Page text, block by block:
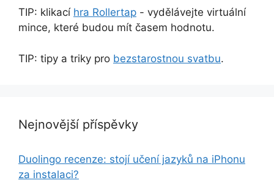
TIP: klikací hra Rollertap - vydělávejte virtuální
mince, které budou mít časem hodnotu.
TIP: tipy a triky pro bezstarostnou svatbu.
Nejnovější příspěvky
Duolingo recenze: stojí učení jazyků na iPhonu
za instalaci?